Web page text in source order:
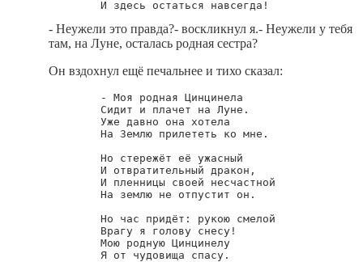
- Неужели это правда?- воскликнул я.- Неужели у тебя
там, на Луне, осталась родная сестра?
Он вздохнул ещё печальнее и тихо сказал:
        - Моя родная Цинцинела
        Сидит и плачет на Луне.
        Уже давно она хотела
        На Землю прилететь ко мне.
        Но стережёт её ужасный
        И отвратительный дракон,
        И пленницы своей несчастной
        На землю не отпустит он.
        Но час придёт: рукою смелой
        Врагу я голову снесу!
        Мою родную Цинцинелу